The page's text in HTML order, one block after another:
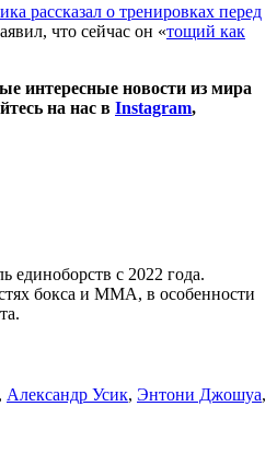
рассказал о тренировках перед
что сейчас он «тощий как
интересные новости из мира
на нас в Instagram,
единоборств с 2022 года.
бокса и ММА, в особенности
, Александр Усик, Энтони Джошуа,